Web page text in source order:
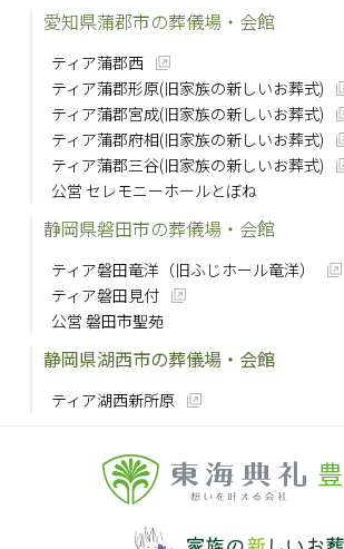
愛知県蒲郡市の葬儀場・会館
ティア蒲郡西
ティア蒲郡形原(旧家族の新しいお葬式)
ティア蒲郡宮成(旧家族の新しいお葬式)
ティア蒲郡府相(旧家族の新しいお葬式)
ティア蒲郡三谷(旧家族の新しいお葬式)
公営 セレモニーホールとぼね
静岡県磐田市の葬儀場・会館
ティア磐田竜洋（旧ふじホール竜洋）
ティア磐田見付
公営 磐田市聖苑
静岡県湖西市の葬儀場・会館
ティア湖西新所原